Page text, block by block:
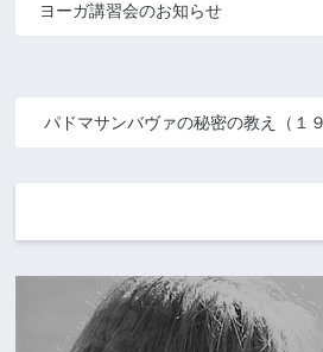
ヨーガ講習会のお知らせ
パドマサンバヴァの秘密の教え（１